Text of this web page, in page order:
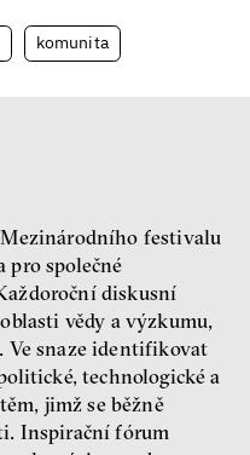
komunita
festivalu
společné
diskusní
vědy a výzkumu,
Ve snaze identifikovat
technologické a
jimž se běžně
Inspirační fórum